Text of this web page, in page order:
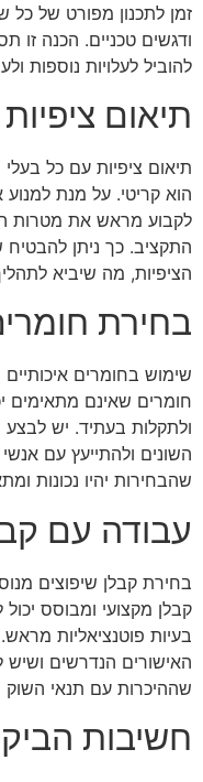
זמן לתכנון מפורט של כל
ודגשים טכניים. הכנה זו
להוביל לעלויות נוספות
תיאום
תיאום ציפיות עם כל
הוא קריטי. על מנת למנוע
לקבוע מראש את מטרות
התקציב. כך ניתן
הציפיות, מה שיביא
בחירת
שימוש בחומרים
חומרים שאינם מתאימים
ולתקלות בעתיד. יש
השונים ולהתייעץ עם
שהבחירות יהיו נכונות
עבודה עם
בחירת קבלן שיפוצים
קבלן מקצועי ומבוסס יכול
בעיות פוטנציאליות
האישורים הנדרשים ושיש
שההיכרות עם תנאי השוק
חשיבות